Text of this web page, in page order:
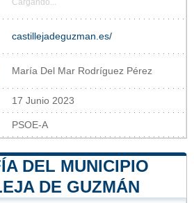
Cargando...
castillejadeguzman.es/
María Del Mar Rodríguez Pérez
17 Junio 2023
PSOE-A
DEL MUNICIPIO
DE GUZMÁN